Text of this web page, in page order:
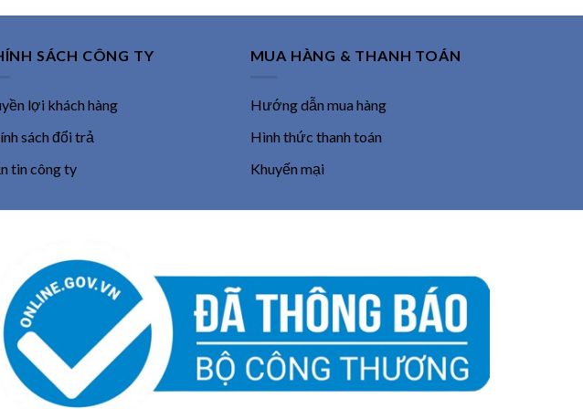
SÁCH CÔNG TY
lợi khách hàng
sách đổi trả
tin công ty
MUA HÀNG & THANH TOÁN
Hướng dẫn mua hàng
Hình thức thanh toán
Khuyến mại